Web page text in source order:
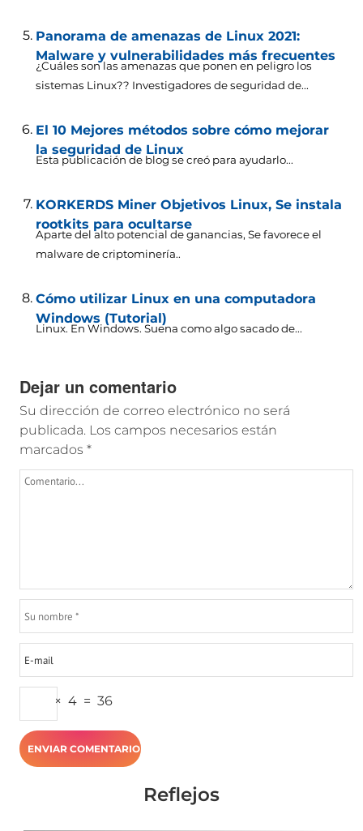
Panorama de amenazas de Linux 2021:
Malware y vulnerabilidades más frecuentes
¿Cuáles son las amenazas que ponen en peligro los
sistemas Linux?? Investigadores de seguridad de...
El 10 Mejores métodos sobre cómo mejorar
la seguridad de Linux
Esta publicación de blog se creó para ayudarlo...
KORKERDS Miner Objetivos Linux, Se instala
rootkits para ocultarse
Aparte del alto potencial de ganancias, Se favorece el
malware de criptominería..
Cómo utilizar Linux en una computadora
Windows (Tutorial)
Linux. En Windows. Suena como algo sacado de...
Dejar un comentario
Su dirección de correo electrónico no será
publicada. Los campos necesarios están
marcados *
× 4 = 36
Reflejos